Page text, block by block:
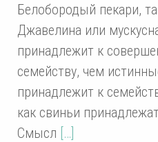
Белобородый пекари,
Джавелина или
принадлежит к
семейству, чем
принадлежит к
как свиньи
Смысл […]